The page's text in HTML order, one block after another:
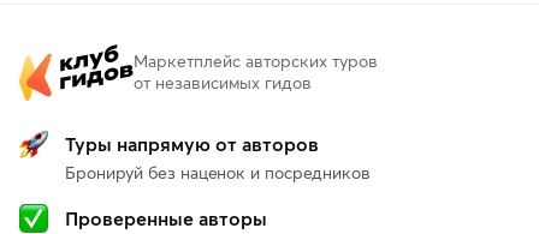
Маркетплейс авторских туров
от независимых гидов
Туры напрямую от авторов
Бронируй без наценок и посредников
Проверенные авторы